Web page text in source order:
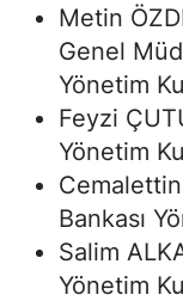
Metin
Genel
Yönetim
Feyzi
Yönetim
Cemalettin
Bankası
Salim
Yönetim